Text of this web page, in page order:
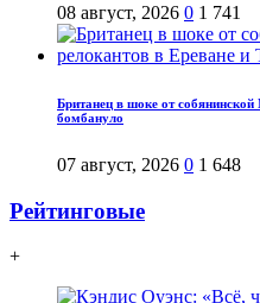
08 август, 2026 0 1 741
Британец в шоке от
бомбануло
07 август, 2026 0 1 648
Рейтинговые
+